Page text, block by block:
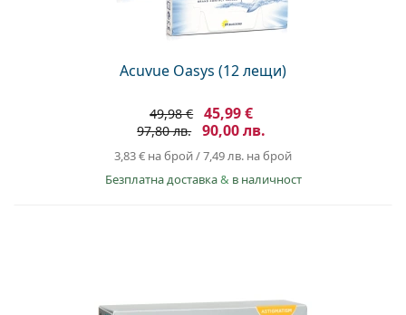
Acuvue Oasys (12 лещи)
49,98 € 45,99 €
97,80 лв. 90,00 лв.
3,83 € на брой/7,49 лв. на брой
Безплатна доставка& в наличност